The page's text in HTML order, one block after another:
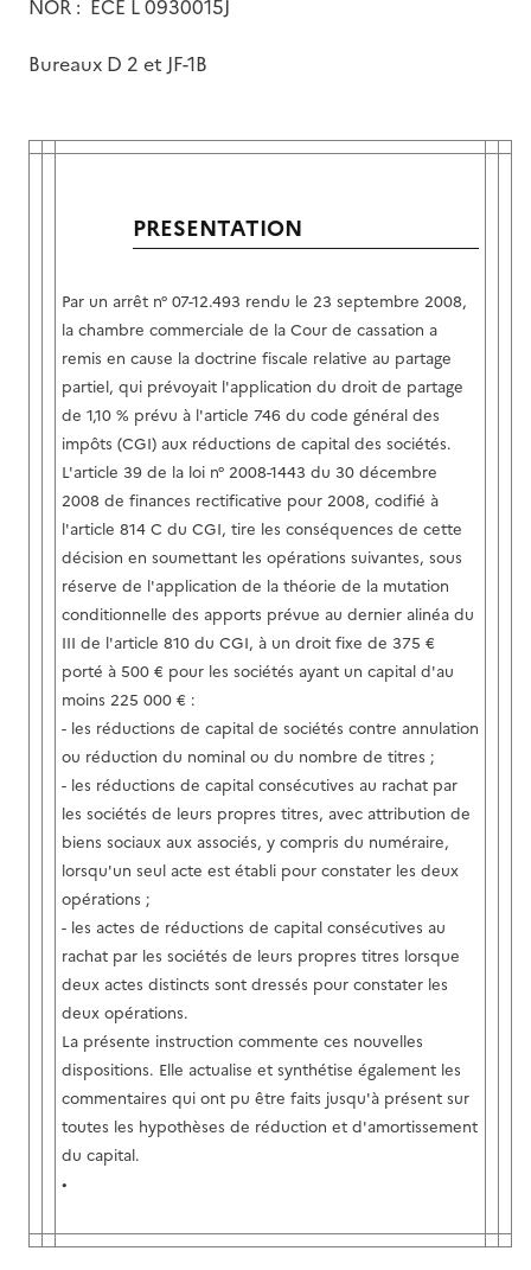
NOR : ECE L 0930015J
Bureaux D 2 et JF-1B
PRESENTATION
Par un arrêt n° 07-12.493 rendu le 23 septembre 2008,
la chambre commerciale de la Cour de cassation a
remis en cause la doctrine fiscale relative au partage
partiel, qui prévoyait l'application du droit de partage
de 1,10 % prévu à l'article 746 du code général des
impôts (CGI) aux réductions de capital des sociétés.
L'article 39 de la loi n° 2008-1443 du 30 décembre
2008 de finances rectificative pour 2008, codifié à
l'article 814 C du CGI, tire les conséquences de cette
décision en soumettant les opérations suivantes, sous
réserve de l'application de la théorie de la mutation
conditionnelle des apports prévue au dernier alinéa du
III de l'article 810 du CGI, à un droit fixe de 375 €
porté à 500 € pour les sociétés ayant un capital d'au
moins 225 000 € :
- les réductions de capital de sociétés contre annulation
ou réduction du nominal ou du nombre de titres ;
- les réductions de capital consécutives au rachat par
les sociétés de leurs propres titres, avec attribution de
biens sociaux aux associés, y compris du numéraire,
lorsqu'un seul acte est établi pour constater les deux
opérations ;
- les actes de réductions de capital consécutives au
rachat par les sociétés de leurs propres titres lorsque
deux actes distincts sont dressés pour constater les
deux opérations.
La présente instruction commente ces nouvelles
dispositions. Elle actualise et synthétise également les
commentaires qui ont pu être faits jusqu'à présent sur
toutes les hypothèses de réduction et d'amortissement
du capital.
•